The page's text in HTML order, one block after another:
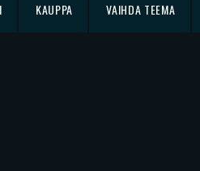
KAUPPA VAIHDA TEEMA